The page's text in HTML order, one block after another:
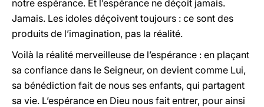
notre espérance. Et l’espérance ne déçoit jamais.
Jamais. Les idoles déçoivent toujours : ce sont des
produits de l’imagination, pas la réalité.
Voilà la réalité merveilleuse de l’espérance : en plaçant
sa confiance dans le Seigneur, on devient comme Lui,
sa bénédiction fait de nous ses enfants, qui partagent
sa vie. L’espérance en Dieu nous fait entrer, pour ainsi